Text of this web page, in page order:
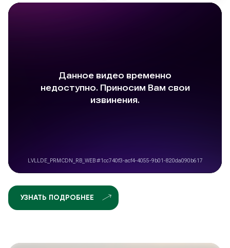
УЗНАТЬ ПОДРОБНЕЕ